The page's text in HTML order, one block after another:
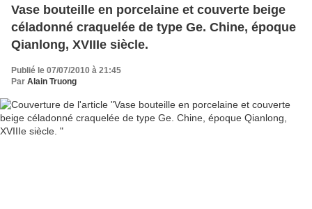
Vase bouteille en porcelaine et couverte beige
céladonné craquelée de type Ge. Chine, époque
Qianlong, XVIIIe siècle.
Publié le 07/07/2010 à 21:45
Par Alain Truong